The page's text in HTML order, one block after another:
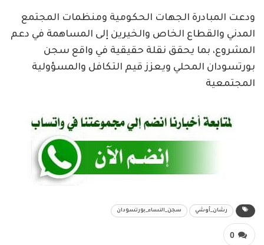
ودعت المبادرة الجهات الحكومية ومنظمات المجتمع
المدني والقطاع الخاص والخيرين إلى المساهمة في دعم
المشروع، بما يحقق نقلة حقيقية في واقع سجن
بورتسودان المحلي ويعزز قيم التكافل والمسؤولية
المجتمعية
رشان_أوشي سجن_النساء_بورتسودان
0